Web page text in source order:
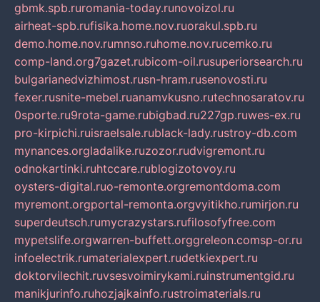
gbmk.spb.ruromania-today.runovoizol.ru
airheat-spb.rufisika.home.nov.ruorakul.spb.ru
demo.home.nov.rumnso.ruhome.nov.rucemko.ru
comp-land.org7gazet.rubicom-oil.rusuperiorsearch.ru
bulgarianedvizhimost.rusn-hram.rusenovosti.ru
fexer.rusnite-mebel.ruanamvkusno.rutechnosaratov.ru
0sporte.ru9rota-game.rubigbad.ru227gp.ruwes-ex.ru
pro-kirpichi.ruisraelsale.rublack-lady.rustroy-db.com
mynances.orgladalike.ruzozor.rudvigremont.ru
odnokartinki.ruhtccare.rublogizotovoy.ru
oysters-digital.ruo-remonte.orgremontdoma.com
myremont.orgportal-remonta.orgvyitikho.rumirjon.ru
superdeutsch.rumycrazystars.rufilosofyfree.com
mypetslife.orgwarren-buffett.orggreleon.comsp-or.ru
infoelectrik.rumaterialexpert.rudetkiexpert.ru
doktorvilechit.ruvsesvoimirykami.ruinstrumentgid.ru
manikjurinfo.ruhozjajkainfo.rustroimaterials.ru